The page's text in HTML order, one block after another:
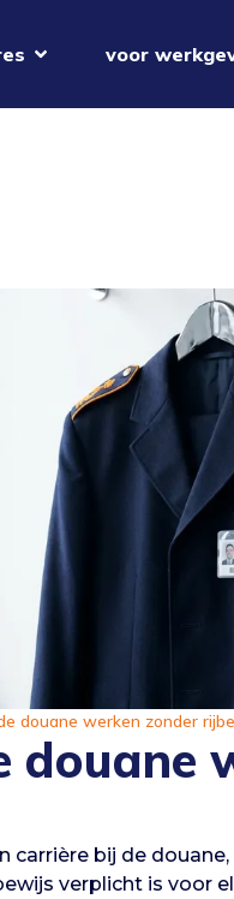
voor
douane werken zonder
douane
carrière bij de
verplicht is voor